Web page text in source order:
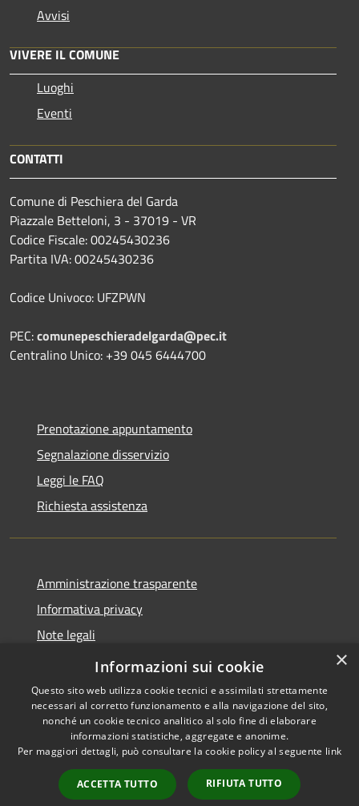
Avvisi
VIVERE IL COMUNE
Luoghi
Eventi
CONTATTI
Comune di Peschiera del Garda
Piazzale Betteloni, 3 - 37019 - VR
Codice Fiscale: 00245430236
Partita IVA: 00245430236
Codice Univoco: UFZPWN
PEC:comunepeschieradelgarda@pec.it
Centralino Unico: +39 045 6444700
Prenotazione appuntamento
Segnalazione disservizio
Leggi le FAQ
Richiesta assistenza
Amministrazione trasparente
Informativa privacy
Note legali
Dichiarazione di accessibilità
Accessibilità
Copyright © 2026 • Comune di
Peschiera del Garda • Powered
byMunicipium
Accesso
redazione
×
Informazioni sui cookie
Questo sito web utilizza cookie tecnici e assimilati strettamente
necessari al corretto funzionamento e alla navigazione del sito,
nonché un cookie tecnico analitico al solo fine di elaborare
informazioni statistiche, aggregate e anonime.
Per maggiori dettagli, può consultare la cookie policy al seguente link
ACCETTA TUTTO RIFIUTA TUTTO